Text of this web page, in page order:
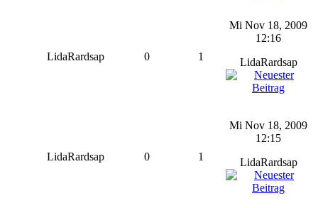
LidaRardsap 0 1
Mi Nov 18, 2009
12:16
LidaRardsap
LidaRardsap 0 1
Mi Nov 18, 2009
12:15
LidaRardsap